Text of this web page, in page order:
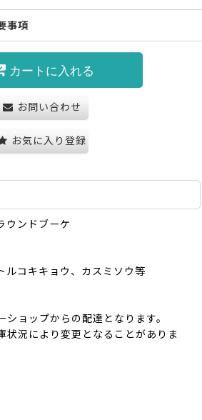
事項
カートに入れる
お問い合わせ
お気に入り登録
ウンドブーケ
ルコキキョウ、カスミソウ等
ショップからの配達となります。
状況により変更となることがありま